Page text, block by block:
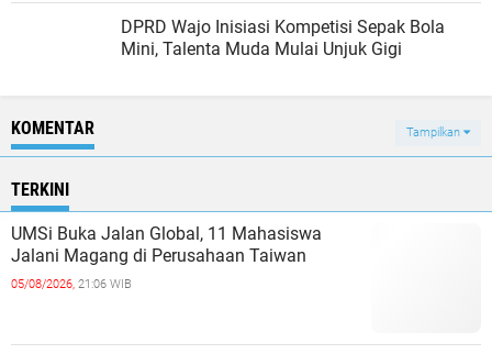
DPRD Wajo Inisiasi Kompetisi Sepak Bola
Mini, Talenta Muda Mulai Unjuk Gigi
KOMENTAR Tampilkan
TERKINI
UMSi Buka Jalan Global, 11 Mahasiswa
Jalani Magang di Perusahaan Taiwan
05/08/2026, 21:06 WIB